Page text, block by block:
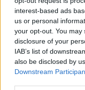
interest-based ads
us or personal
your opt-out. You
disclosure of your
IAB’s list of
also be disclosed by
Downstream